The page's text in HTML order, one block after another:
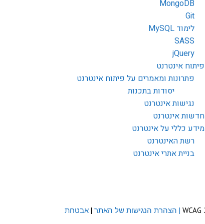
MongoDB
Git
לימוד MySQL
SASS
jQuery
פיתוח אינטרנט
פתרונות ומאמרים על פיתוח אינטרנט
יסודות בתכנות
נגישות אינטרנט
חדשות אינטרנט
מידע כללי על אינטרנט
רשת האינטרנט
בניית אתרי אינטרנט
| הצהרת הנגישות של האתר | אבטחת